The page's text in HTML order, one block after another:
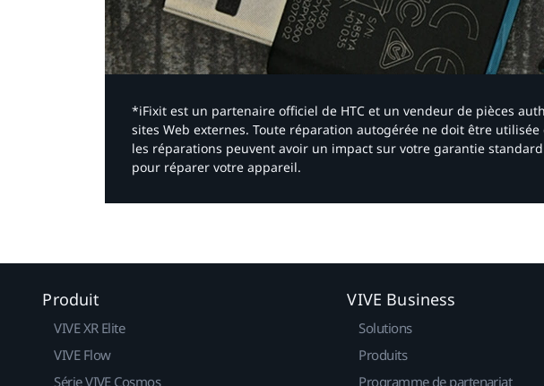
*iFixit est un partenaire officiel de HTC et un vendeur de pièces
sites Web externes. Toute réparation autogérée ne doit être
les réparations peuvent avoir un impact sur votre garantie
pour réparer votre appareil.​
Produit
VIVE XR Elite
VIVE Flow
Série VIVE Cosmos
VIVE Business
Solutions
Produits
Programme de partenariat